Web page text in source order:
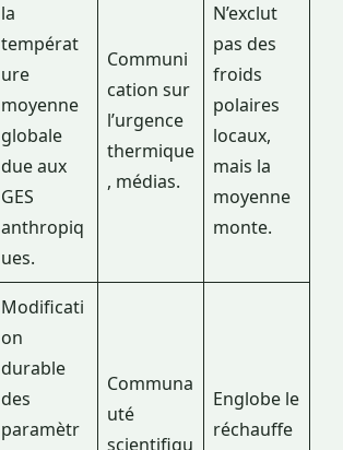
la
températ
ure
moyenne
globale
due aux
GES
anthropiq
ues.
Communi
cation sur
l’urgence
thermique
, médias.
N’exclut
pas des
froids
polaires
locaux,
mais la
moyenne
monte.
Modificati
on
durable
des
paramètr
Communa
uté
scientifiqu
Englobe le
réchauffe